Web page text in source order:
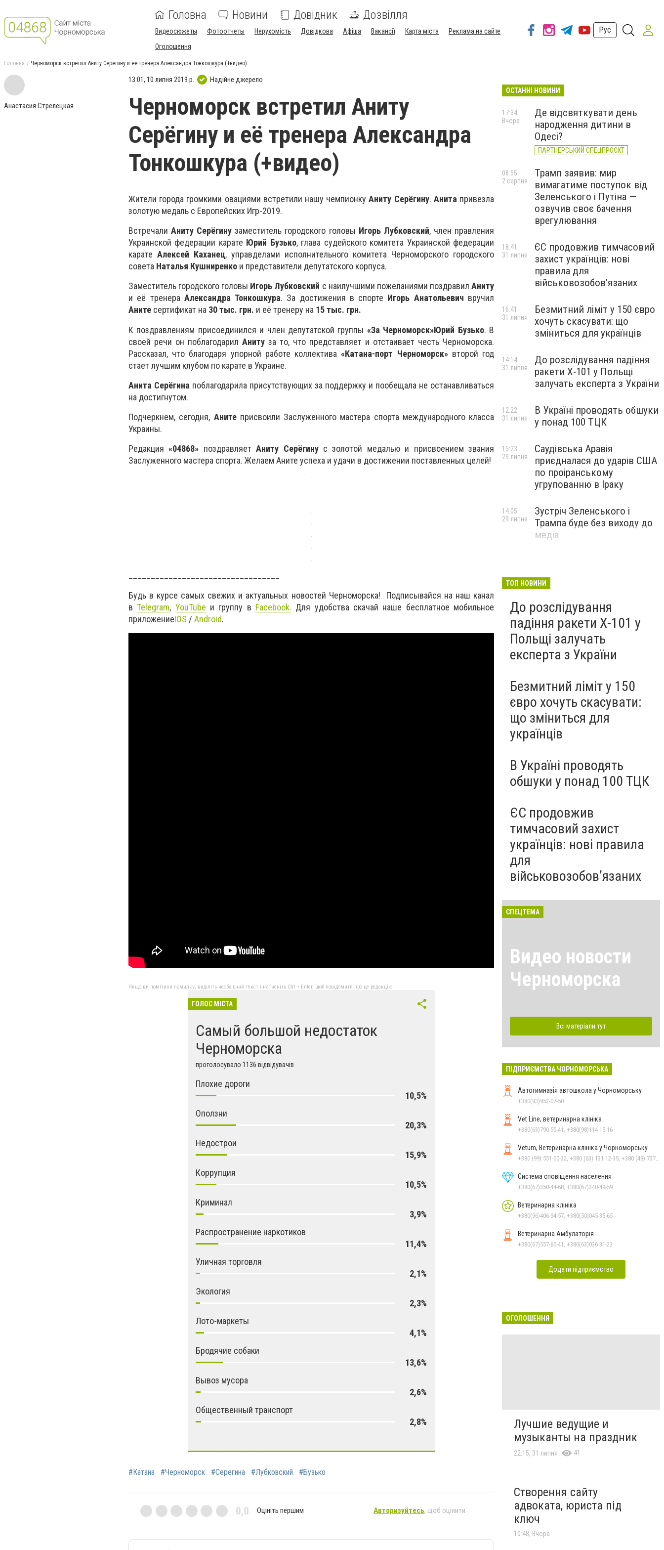
Головна Новини Довідник Дозвілля
Видеосюжеты Фотоотчеты Нерухомість Довідкова Афіша Вакансії Карта міста
Реклама на сайте
Оголошення
Рус
Головна Черноморск встретил Аниту Серёгину и её тренера Александра Тонкошкура (+видео)
Анастасия Стрелецкая
13:01, 10 липня 2019 р. Надійне джерело
Черноморск встретил Аниту
Серёгину и её тренера Александра
Тонкошкура (+видео)
Жители города громкими овациями встретили нашу чемпионкуАниту Серёгину. Анита привезла
золотую медаль с Европейских Игр-2019.
Встречали Аниту Серёгину заместитель городского головы Игорь Лубковский, член правления
Украинской федерации карате Юрий Бузько, глава судейского комитета Украинской федерации
карате Алексей Каханец, управделами исполнительного комитета Черноморского городского
совета Наталья Кушниренко и представители депутатского корпуса.
Заместитель городского головы Игорь Лубковский с наилучшими пожеланиями поздравил Аниту
и её тренера Александра Тонкошкура. За достижения в спорте Игорь Анатольевич вручил
Аните сертификат на 30 тыс. грн. и её тренеру на 15 тыс. грн.
К поздравлениям присоединился и член депутатской группы «За Черноморск»Юрий Бузько. В
своей речи он поблагодарил Аниту за то, что представляет и отстаивает честь Черноморска.
Рассказал, что благодаря упорной работе коллектива«Катана-порт Черноморск»второй год
стает лучшим клубом по карате в Украине.
Анита Серёгина поблагодарила присутствующих за поддержку и пообещала не останавливаться
на достигнутом.
Подчеркнем, сегодня, Анитеприсвоили Заслуженного мастера спорта международного класса
Украины.
Редакция «04868» поздравляетАниту Серёгинус золотой медалью и присвоением звания
Заслуженного мастера спорта. Желаем Аните успеха и удачи в достижении поставленных целей!
Будь в курсе самых свежих и актуальных новостей Черноморска! Подписывайся на наш канал
вTelegram, YouTube и группу в Facebook. Для удобства скачай наше бесплатное мобильное
приложениеIOS / Android.
Якщо ви помітили помилку, виділіть необхідний текст і натисніть Ctrl + Enter, щоб повідомити про це редакцію
ГОЛОС МІСТА
Самый большой недостаток
Черноморска
проголосувало 1136 відвідувачів
Плохие дороги
10,5%
Оползни
20,3%
Недострои
15,9%
Коррупция
10,5%
Криминал
3,9%
Распространение наркотиков
11,4%
Уличная торговля
2,1%
Экология
2,3%
Лото-маркеты
4,1%
Бродячие собаки
13,6%
Вывоз мусора
2,6%
Общественный транспорт
2,8%
#Катана #Черноморск #Серегина #Лубковский #Бузько
0,0 Оцініть першим Авторизуйтесь, щоб оцінити
ОСТАННІ НОВИНИ
Де відсвяткувати день
народження дитини в
Одесі?
ПАРТНЕРСЬКИЙ СПЕЦПРОЄКТ
17:34
Вчора
Трамп заявив: мир
вимагатиме поступок від
Зеленського і Путіна —
озвучив своє бачення
врегулювання
08:55
2 серпня
ЄС продовжив тимчасовий
захист українців: нові
правила для
військовозобов’язаних
18:41
31 липня
Безмитний ліміт у 150 євро
хочуть скасувати: що
зміниться для українців
16:41
31 липня
До розслідування падіння
ракети Х-101 у Польщі
залучать експерта з України
14:14
31 липня
В Україні проводять обшуки
у понад 100 ТЦК
12:22
31 липня
Саудівська Аравія
приєдналася до ударів США
по проіранському
угрупованню в Іраку
15:23
29 липня
Зустріч Зеленського і
Трампа буде без виходу до
медіа
14:05
29 липня
ТОП НОВИНИ
До розслідування
падіння ракети Х-101 у
Польщі залучать
експерта з України
Безмитний ліміт у 150
євро хочуть скасувати:
що зміниться для
українців
В Україні проводять
обшуки у понад 100 ТЦК
ЄС продовжив
тимчасовий захист
українців: нові правила
для
військовозобов’язаних
СПЕЦТЕМА
Видео новости
Черноморска
Всі матеріали тут
ПІДПРИЄМСТВА ЧОРНОМОРСЬКА
Автогимназія автошкола у Чорноморську
+380(93)952-07-50
Vet Line, ветеринарна клініка
+380(63)790-55-41, +380(98)114-15-16
Vetum, Ветеринарна клініка у Чорноморську
Система сповіщення населення
+380(67)350-44-68, +380(67)340-49-59
Ветеринарна клініка
+380(96)406-94-57, +380(50)045-35-65
Ветеринарна Амбулаторія
+380(67)557-60-41, +380(63)036-31-23
Додати підприємство
ОГОЛОШЕННЯ
Лучшие ведущие и
музыканты на праздник
22:15, 31 липня 41
Створення сайту
адвоката, юриста під
ключ
10:48, Вчора